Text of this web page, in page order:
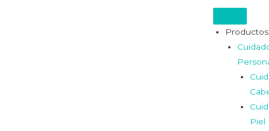
Productos
Piel